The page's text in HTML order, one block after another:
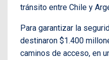
tránsito entre Chile y
Para garantizar la
destinaron $1.400
caminos de acceso, en